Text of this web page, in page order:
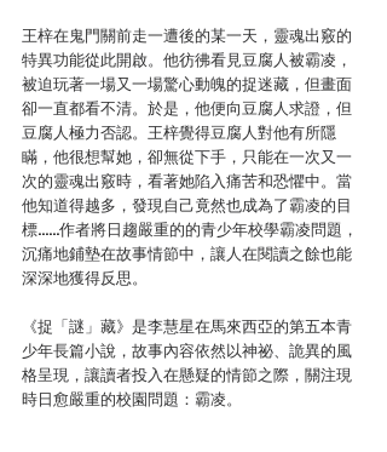
王梓在鬼門關前走一遭後的某一天，靈魂出竅的
特異功能從此開啟。他彷彿看見豆腐人被霸凌，
被迫玩著一場又一場驚心動魄的捉迷藏，但畫面
卻一直都看不清。於是，他便向豆腐人求證，但
豆腐人極力否認。王梓覺得豆腐人對他有所隱
瞞，他很想幫她，卻無從下手，只能在一次又一
次的靈魂出竅時，看著她陷入痛苦和恐懼中。當
他知道得越多，發現自己竟然也成為了霸凌的目
標……作者將日趨嚴重的的青少年校學霸凌問題，
沉痛地鋪墊在故事情節中，讓人在閱讀之餘也能
深深地獲得反思。
《捉「謎」藏》是李慧星在馬來西亞的第五本青
少年長篇小說，故事內容依然以神祕、詭異的風
格呈現，讓讀者投入在懸疑的情節之際，關注現
時日愈嚴重的校園問題：霸凌。